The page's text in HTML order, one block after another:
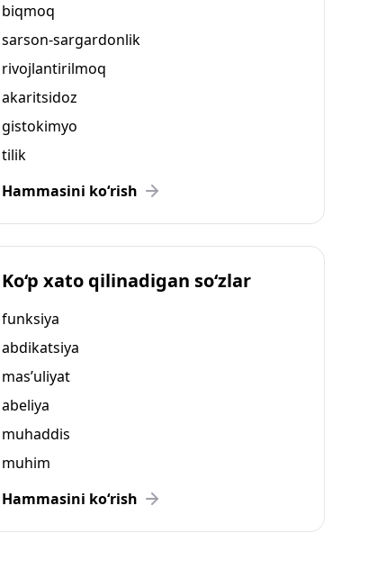
biqmoq
sarson-sargardonlik
rivojlantirilmoq
akaritsidoz
gistokimyo
tilik
Hammasini ko‘rish
Ko‘p xato qilinadigan so‘zlar
funksiya
abdikatsiya
mas’uliyat
abeliya
muhaddis
muhim
Hammasini ko‘rish